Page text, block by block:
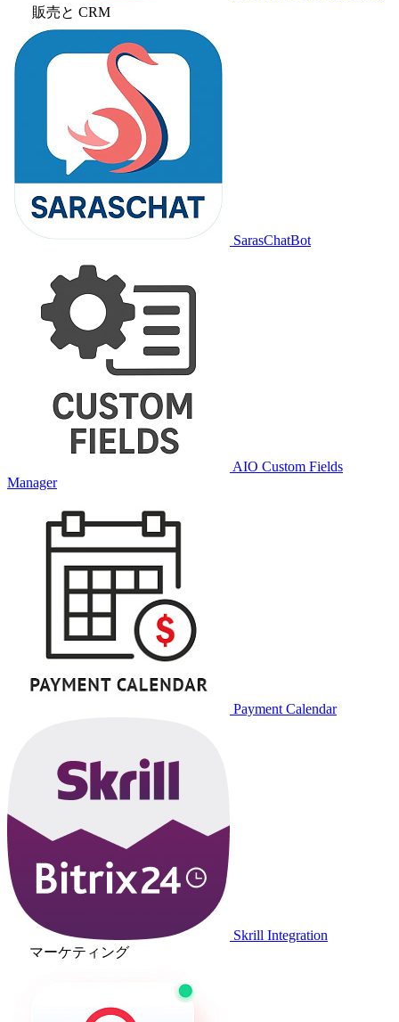
販売と CRM
SarasChatBot
AIO Custom Fields
Manager
Payment Calendar
Skrill Integration
マーケティング